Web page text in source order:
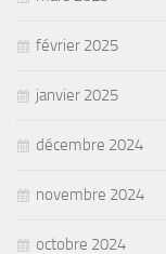
février 2025
janvier 2025
décembre 2024
novembre 2024
octobre 2024